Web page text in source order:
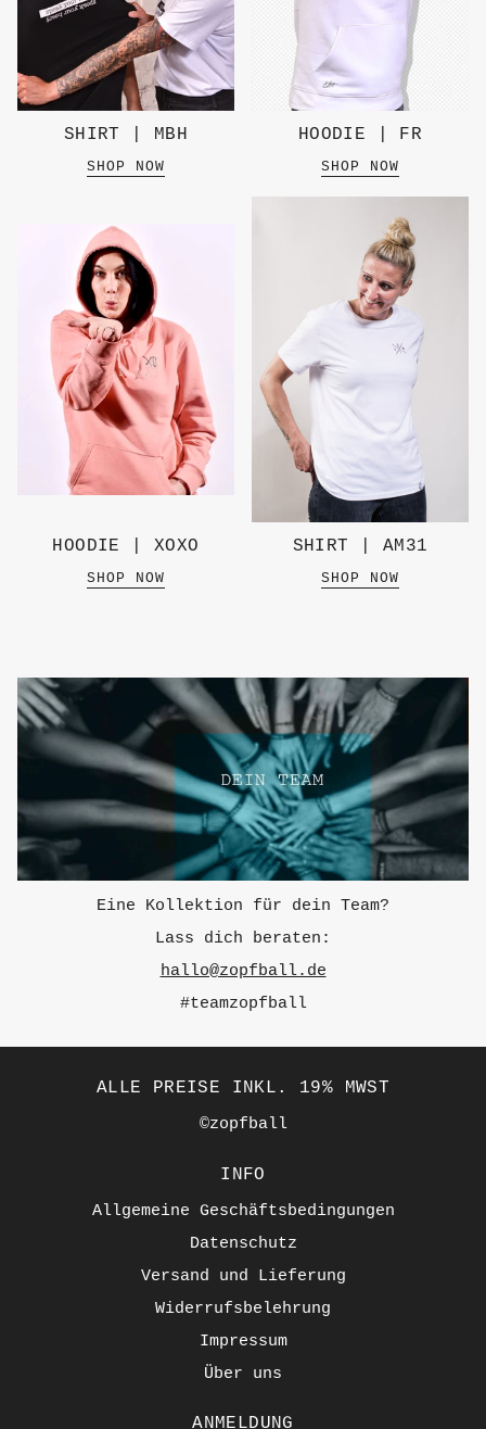
SHIRT | MBH
SHOP NOW
HOODIE | FR
SHOP NOW
HOODIE | XOXO
SHOP NOW
SHIRT | AM31
SHOP NOW
Eine Kollektion für dein Team?
Lass dich beraten:
hallo@zopfball.de
#teamzopfball
ALLE PREISE INKL. 19% MWST
©zopfball
INFO
Allgemeine Geschäftsbedingungen
Datenschutz
Versand und Lieferung
Widerrufsbelehrung
Impressum
Über uns
ANMELDUNG